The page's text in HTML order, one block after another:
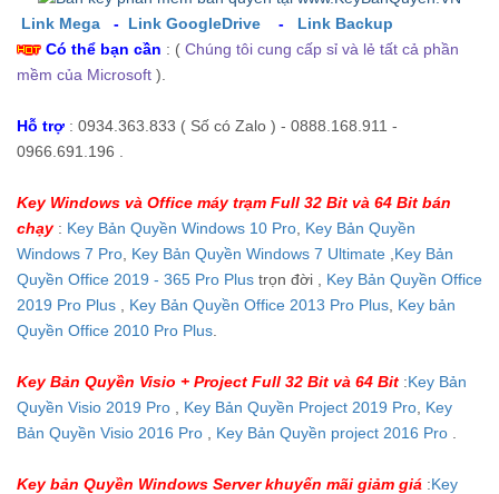
Link Mega - Link GoogleDrive - Link Backup
Có thể bạn cần : ( Chúng tôi cung cấp sỉ và lẻ tất cả phần
mềm của Microsoft ).
Hỗ trợ : 0934.363.833 ( Số có Zalo ) - 0888.168.911 -
0966.691.196 .
Key Windows và Office máy trạm Full 32 Bit và 64 Bit bán
chạy: Key Bản Quyền Windows 10 Pro Key Bản Quyền
Windows 7 Pro Key Bản Quyền Windows 7 Ultimate Key Bản
Quyền Office 2019 - 365 Pro Plus trọn đời , Key Bản Quyền Office
2019 Pro Plus
Key Bản Quyền Office 2013 Pro Plus Key bản
Quyền Office 2010 Pro Plus
Key Bản Quyền Visio + Project Full 32 Bit và 64 Bit :Key Bản
Quyền Visio 2019 Pro
Key Bản Quyền Project 2019 Pro Key
Bản Quyền Visio 2016 Pro
Key Bản Quyền project 2016 Pro
Key bản Quyền Windows Server khuyến mãi giảm giá :Key